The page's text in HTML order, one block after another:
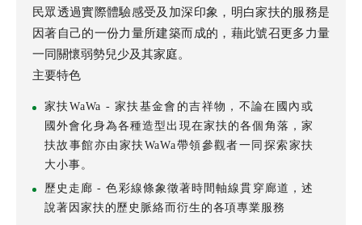
民眾透過實際體驗感受及加深印象，明白家扶的服務是
因著自己的一份力量所建築而成的，藉此號召更多力量
一同關懷弱勢兒少及其家庭。
主要特色
家扶WaWa - 家扶基金會的吉祥物，不論在國內或
國外會化身為各種造型出現在家扶的各個角落，家
扶故事館亦由家扶WaWa帶領參觀者一同探索家扶
大小事。
歷史走廊 - 色彩線條象徵著時間軸線貫穿廊道，述
說著因家扶的歷史脈絡而衍生的各項專業服務